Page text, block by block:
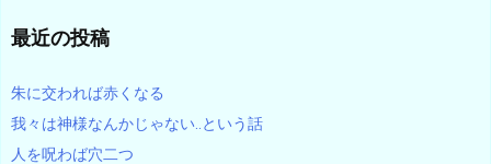
最近の投稿
朱に交われば赤くなる
我々は神様なんかじゃない‥という話
人を呪わば穴二つ